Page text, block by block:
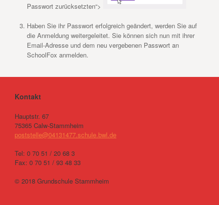
Passwort zurücksetzten“>
Haben Sie ihr Passwort erfolgreich geändert, werden Sie auf
die Anmeldung weitergeleitet. Sie können sich nun mit ihrer
Email-Adresse und dem neu vergebenen Passwort an
SchoolFox anmelden.
Kontakt
Hauptstr. 67
75365 Calw-Stammheim
poststelle@04131477.schule.bwl.de
Tel: 0 70 51 / 20 68 3
Fax: 0 70 51 / 93 48 33
© 2018 Grundschule Stammheim